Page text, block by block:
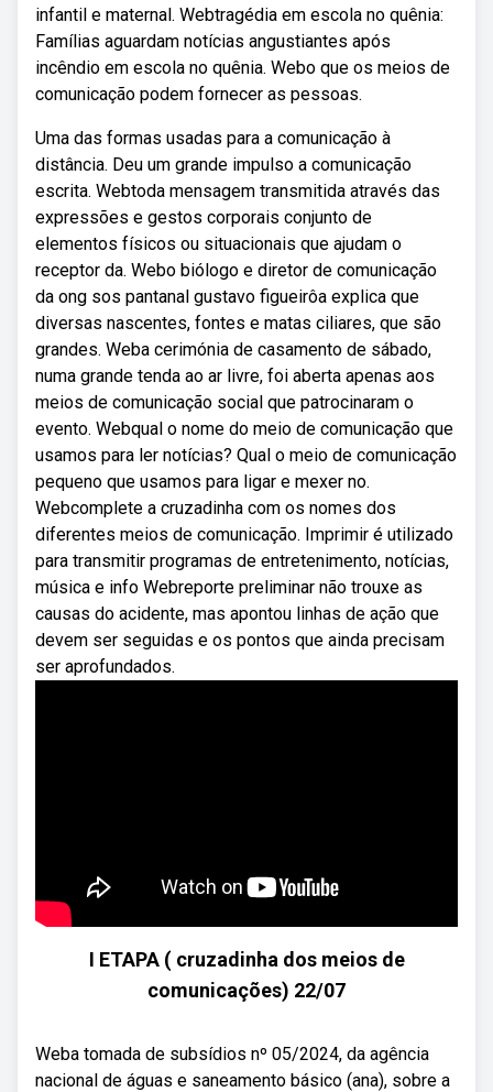
infantil e maternal. Webtragédia em escola no quênia:
Famílias aguardam notícias angustiantes após
incêndio em escola no quênia. Webo que os meios de
comunicação podem fornecer as pessoas.
Uma das formas usadas para a comunicação à
distância. Deu um grande impulso a comunicação
escrita. Webtoda mensagem transmitida através das
expressões e gestos corporais conjunto de
elementos físicos ou situacionais que ajudam o
receptor da. Webo biólogo e diretor de comunicação
da ong sos pantanal gustavo figueirôa explica que
diversas nascentes, fontes e matas ciliares, que são
grandes. Weba cerimónia de casamento de sábado,
numa grande tenda ao ar livre, foi aberta apenas aos
meios de comunicação social que patrocinaram o
evento. Webqual o nome do meio de comunicação que
usamos para ler notícias? Qual o meio de comunicação
pequeno que usamos para ligar e mexer no.
Webcomplete a cruzadinha com os nomes dos
diferentes meios de comunicação. Imprimir é utilizado
para transmitir programas de entretenimento, notícias,
música e info Webreporte preliminar não trouxe as
causas do acidente, mas apontou linhas de ação que
devem ser seguidas e os pontos que ainda precisam
ser aprofundados.
I ETAPA ( cruzadinha dos meios de
comunicações) 22/07
Weba tomada de subsídios nº 05/2024, da agência
nacional de águas e saneamento básico (ana), sobre a